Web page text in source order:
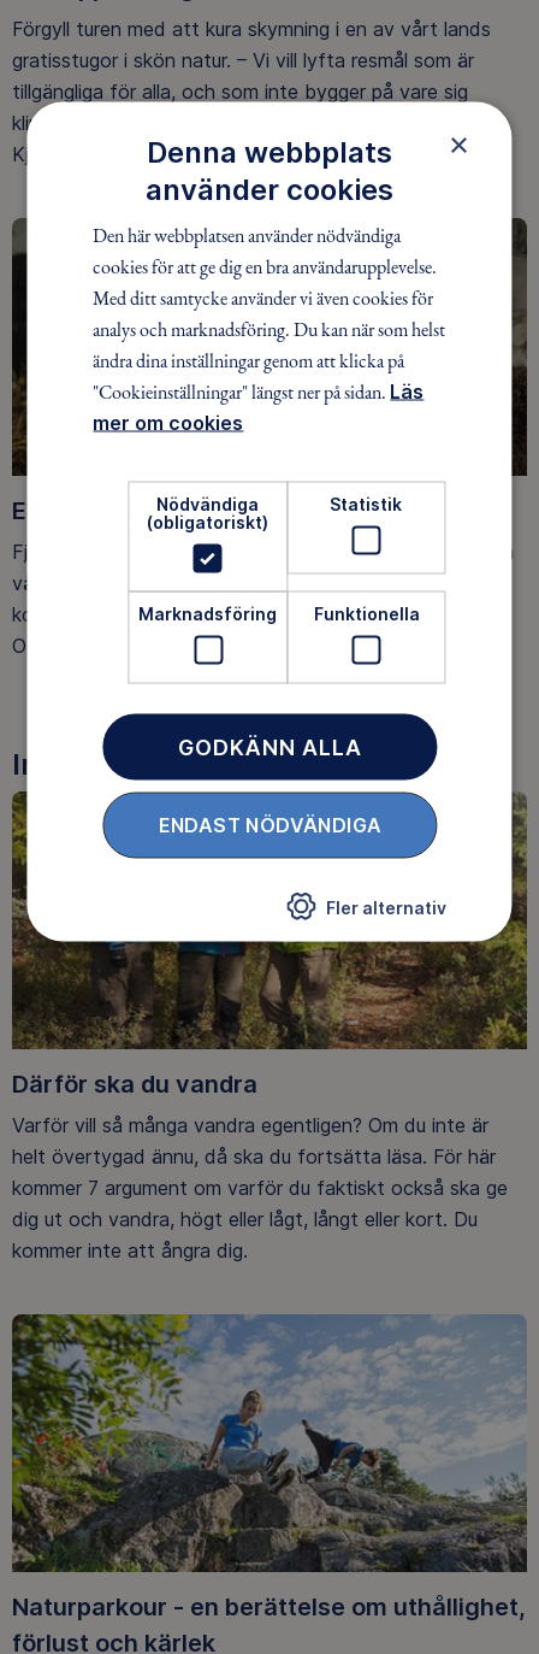
Förgyll turen med att kura skymning i en av vårt lands
gratisstugor i skön natur. – Vi vill lyfta resmål som är
tillgängliga för alla, och som inte bygger på vare sig
klimatförstörande flygresor eller dyr konsumtion, säger
Kjell Vowles.
Ett hållbarare friluftsliv
Fjällräven gör tröjor av svensk ull. Andra väljer helt andra
vägar att skapa ett hållbarare friluftsliv. Hur ska vi som
konsumenter egentligen veta vilken väg som är bäst?
Och spelar det någon roll?
Inspiration, berättelser och äventyr
Därför ska du vandra
Varför vill så många vandra egentligen? Om du inte är
helt övertygad ännu, då ska du fortsätta läsa. För här
kommer 7 argument om varför du faktiskt också ska ge
dig ut och vandra, högt eller lågt, långt eller kort. Du
kommer inte att ångra dig.
Naturparkour - en berättelse om uthållighet,
förlust och kärlek
×
Denna webbplats
använder cookies
Den här webbplatsen använder nödvändiga
cookies för att ge dig en bra användarupplevelse.
Med ditt samtycke använder vi även cookies för
analys och marknadsföring. Du kan när som helst
ändra dina inställningar genom att klicka på
"Cookieinställningar" längst ner på sidan. Läs
mer om cookies
Nödvändiga
(obligatoriskt)
Statistik
Marknadsföring Funktionella
GODKÄNN ALLA
ENDAST NÖDVÄNDIGA
Fler alternativ